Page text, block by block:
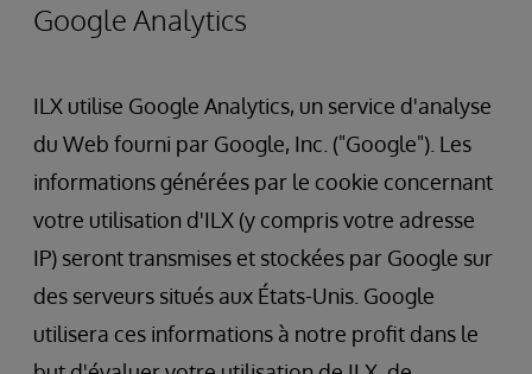
Google Analytics
ILX utilise Google Analytics, un service d'analyse
du Web fourni par Google, Inc. ("Google"). Les
informations générées par le cookie concernant
votre utilisation d'ILX (y compris votre adresse
IP) seront transmises et stockées par Google sur
des serveurs situés aux États-Unis. Google
utilisera ces informations à notre profit dans le